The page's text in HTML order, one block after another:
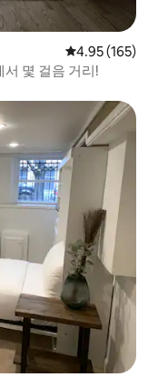
평점 4.95점(5
4.95 (165)
몇 걸음 거리!